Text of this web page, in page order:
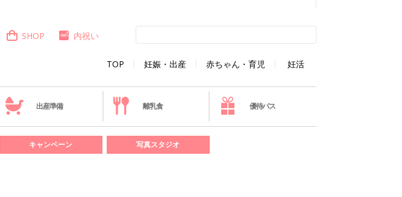
TOP 妊娠・出産 赤ちゃん・育児 妊活
SHOP 内祝い
出産準備 離乳食 優待パス
キャンペーン 写真スタジオ